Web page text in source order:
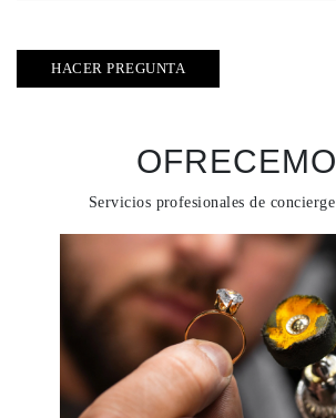
HACER PREGUNTA
Servicios profesionales de